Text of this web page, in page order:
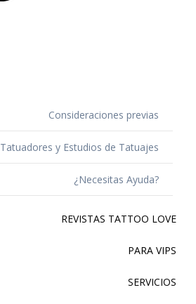
Consideraciones previas
Tatuadores y Estudios de Tatuajes
¿Necesitas Ayuda?
REVISTAS TATTOO LOVE
PARA VIPS
SERVICIOS